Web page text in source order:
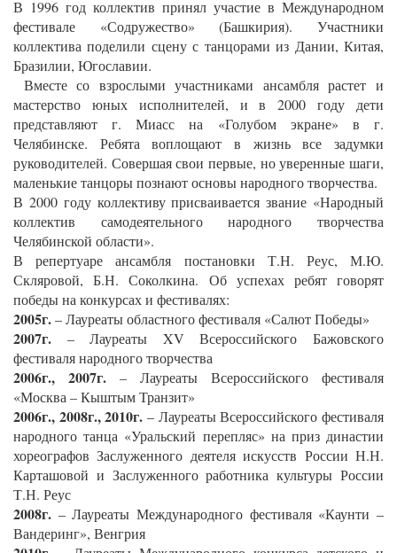
В 1996 год коллектив принял участие в Международном
фестивале «Содружество» (Башкирия). Участники
коллектива поделили сцену с танцорами из Дании, Китая,
Бразилии, Югославии.
Вместе со взрослыми участниками ансамбля растет и
мастерство юных исполнителей, и в 2000 году дети
представляют г. Миасс на «Голубом экране» в г.
Челябинске. Ребята воплощают в жизнь все задумки
руководителей. Совершая свои первые, но уверенные шаги,
маленькие танцоры познают основы народного творчества.
В 2000 году коллективу присваивается звание «Народный
коллектив самодеятельного народного творчества
Челябинской области».
В репертуаре ансамбля постановки Т.Н. Реус, М.Ю.
Скляровой, Б.Н. Соколкина. Об успехах ребят говорят
победы на конкурсах и фестивалях:
2005г.– Лауреаты областного фестиваля «Салют Победы»
2007г. – Лауреаты XV Всероссийского Бажовского
фестиваля народного творчества
2006г., 2007г. – Лауреаты Всероссийского фестиваля
«Москва – Кыштым Транзит»
2006г., 2008г., 2010г. – Лауреаты Всероссийского фестиваля
народного танца «Уральский перепляс» на приз династии
хореографов Заслуженного деятеля искусств России Н.Н.
Карташовой и Заслуженного работника культуры России
Т.Н. Реус
2008г. – Лауреаты Международного фестиваля «Каунти –
Вандеринг», Венгрия